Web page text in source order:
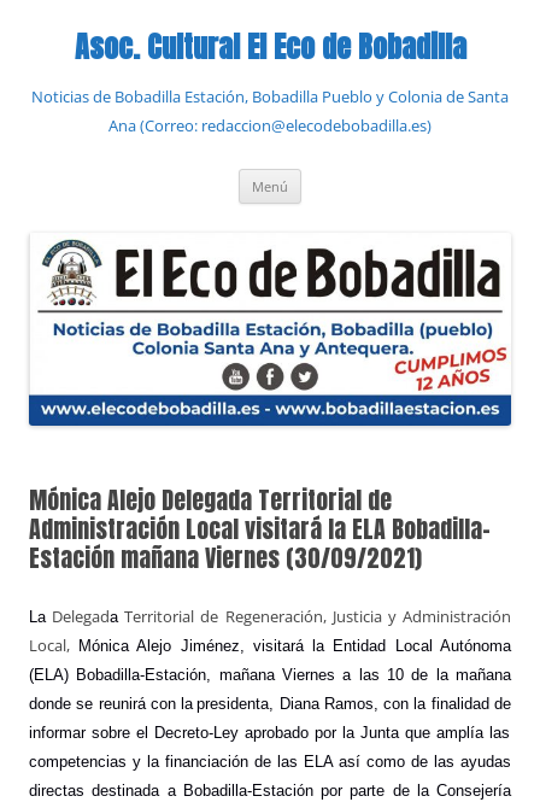
contenidoAsoc. Cultural El Eco de Bobadilla
Noticias de Bobadilla Estación, Bobadilla Pueblo y Colonia de Santa
Ana (Correo: redaccion@elecodebobadilla.es)
Menú
Mónica Alejo Delegada Territorial de
Administración Local visitará la ELA Bobadilla-
Estación mañana Viernes (30/09/2021)
LaDelegadaTerritorial de Regeneración, Justicia y Administración
Local, Mónica Alejo Jiménez, visitará
la Entidad Local Autónoma
(ELA) Bobadilla-Estación, mañana Viernes a las 10 de la mañana
donde se reunirá con la presidenta, Diana Ramos,con la finalidad de
informar sobre el Decreto-Ley aprobado por la Junta que amplía las
competencias y la financiación de las ELA así como de las ayudas
directas destinada a Bobadilla-Estación por parte de la Consejería